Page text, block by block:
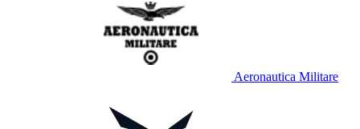
Aeronautica Militare